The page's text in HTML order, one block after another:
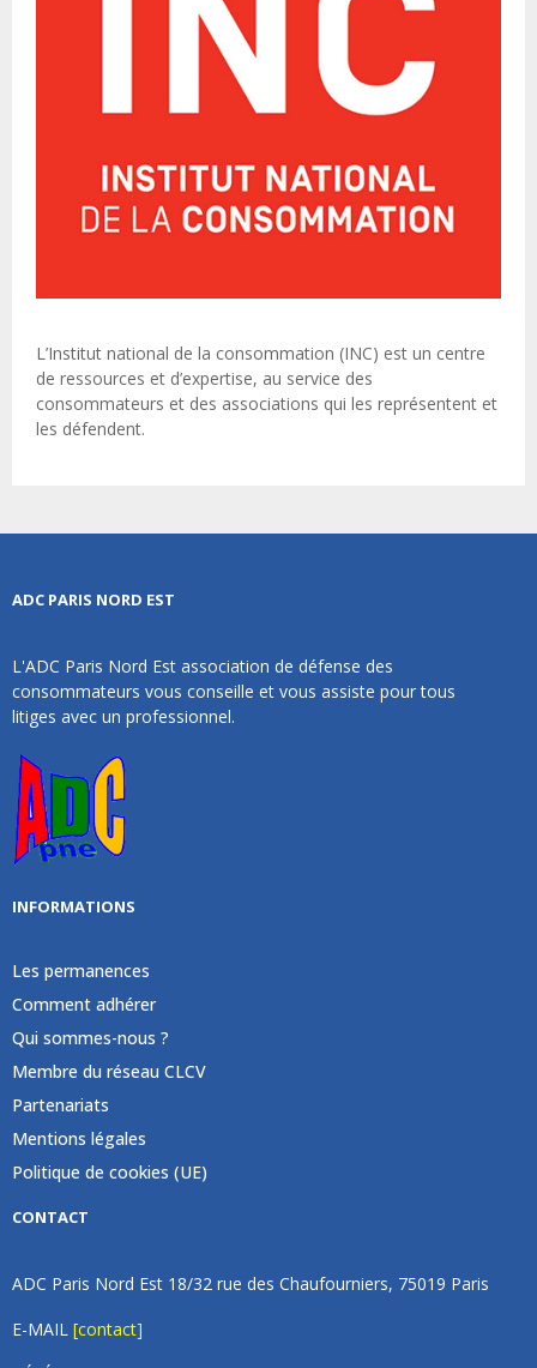
L’Institut national de la consommation (INC) est un centre
de ressources et d’expertise, au service des
consommateurs et des associations qui les représentent et
les défendent.
ADC PARIS NORD EST
L'ADC Paris Nord Est association de défense des
consommateurs vous conseille et vous assiste pour tous
litiges avec un professionnel.
INFORMATIONS
Les permanences
Comment adhérer
Qui sommes-nous ?
Membre du réseau CLCV
Partenariats
Mentions légales
Politique de cookies (UE)
CONTACT
ADC Paris Nord Est 18/32 rue des Chaufourniers, 75019 Paris
E-MAIL [contact]